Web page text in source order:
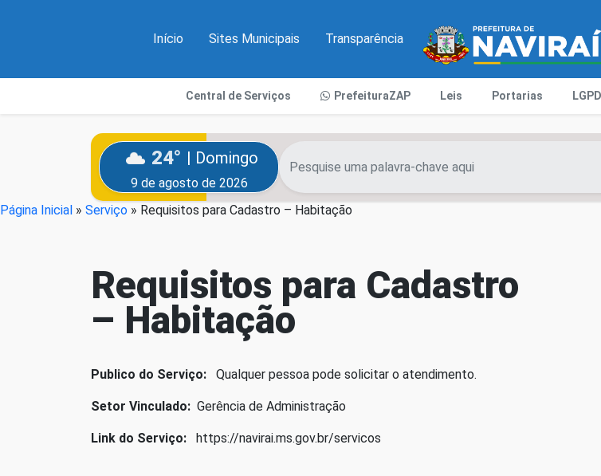
Início Sites Municipais Transparência
Central de Serviços PrefeituraZAP Leis Portarias LGPD
24° | Domingo
9 de agosto de 2026
Página Inicial » Serviço » Requisitos para Cadastro – Habitação
Requisitos para Cadastro
– Habitação
Publico do Serviço: Qualquer pessoa pode solicitar o atendimento.
Setor Vinculado: Gerência de Administração
Link do Serviço: https://navirai.ms.gov.br/servicos